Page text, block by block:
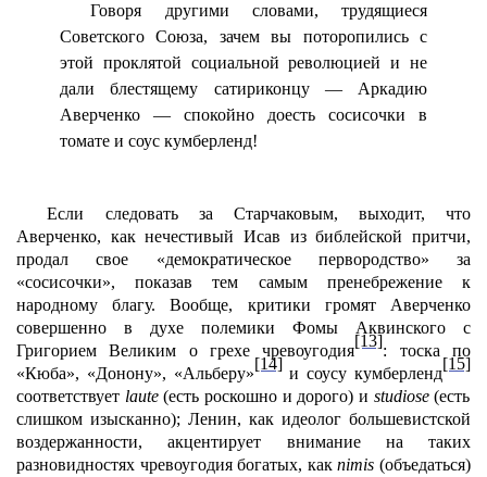
Говоря другими словами, трудящиеся
Советского Союза, зачем вы поторопились с
этой проклятой социальной революцией и не
дали блестящему сатириконцу — Аркадию
Аверченко — спокойно доесть сосисочки в
томате и соус кумберленд!
Если следовать за Старчаковым, выходит, что
Аверченко, как нечестивый Исав из библейской притчи,
продал свое «демократическое первородство» за
«сосисочки», показав тем самым пренебрежение к
народному благу. Вообще, критики громят Аверченко
совершенно в духе полемики Фомы Аквинского с
Григорием Великим о грехе чревоугодия
[13]
: тоска по
«Кюба», «Донону», «Альберу»
[14]
и соусу кумберленд
[15]
соответствует laute(есть роскошно и дорого) и studiose(есть
слишком изысканно); Ленин, как идеолог большевистской
воздержанности, акцентирует внимание на таких
разновидностях чревоугодия богатых, какnimis (объедаться)